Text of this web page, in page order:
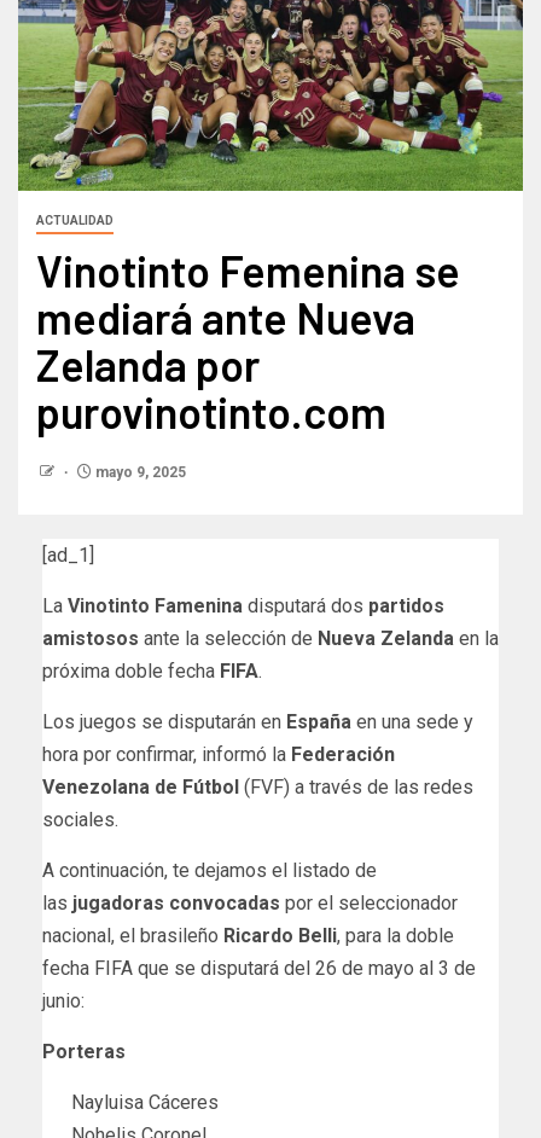
ACTUALIDAD
Vinotinto Femenina se
mediará ante Nueva
Zelanda por
purovinotinto.com
mayo 9, 2025
[ad_1]
La Vinotinto Famenina disputará dos partidos
amistosos ante la selección de Nueva Zelanda en la
próxima doble fecha FIFA.
Los juegos se disputarán en España en una sede y
hora por confirmar, informó la Federación
Venezolana de Fútbol (FVF) a través de las redes
sociales.
A continuación, te dejamos el listado de
las jugadoras convocadas por el seleccionador
nacional, el brasileño Ricardo Belli, para la doble
fecha FIFA que se disputará del 26 de mayo al 3 de
junio:
Porteras
Nayluisa Cáceres